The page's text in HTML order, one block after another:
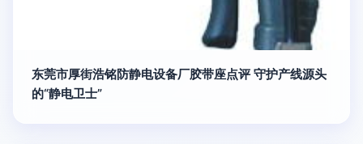
东莞市厚街浩铭防静电设备厂胶带座点评 守护产线源头
的“静电卫士”